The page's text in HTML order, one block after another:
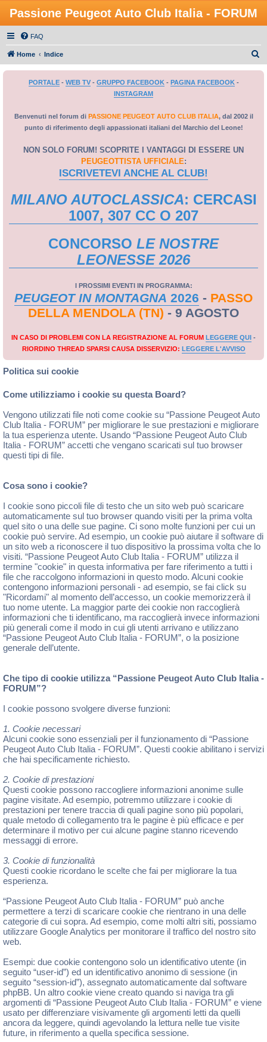
Passione Peugeot Auto Club Italia - FORUM
FAQ
Home Indice
PORTALE- WEB TV- GRUPPO FACEBOOK- PAGINA FACEBOOK-
INSTAGRAM
Benvenuti nel forum di PASSIONE PEUGEOT AUTO CLUB ITALIA, dal 2002 il
punto di riferimento degli appassionati italiani del Marchio del Leone!
NON SOLO FORUM! SCOPRITE I VANTAGGI DI ESSERE UN
PEUGEOTTISTA UFFICIALE:
ISCRIVETEVI ANCHE AL CLUB!
MILANO AUTOCLASSICA: CERCASI
1007, 307 CC O 207
CONCORSO LE NOSTRE
LEONESSE 2026
I PROSSIMI EVENTI IN PROGRAMMA:
PEUGEOT IN MONTAGNA 2026 - PASSO
DELLA MENDOLA (TN) - 9 AGOSTO
IN CASO DI PROBLEMI CON LA REGISTRAZIONE AL FORUM LEGGERE QUI -
RIORDINO THREAD SPARSI CAUSA DISSERVIZIO: LEGGERE L'AVVISO
Politica sui cookie
Come utilizziamo i cookie su questa Board?
Vengono utilizzati file noti come cookie su “Passione Peugeot Auto
Club Italia - FORUM” per migliorare le sue prestazioni e migliorare
la tua esperienza utente. Usando “Passione Peugeot Auto Club
Italia - FORUM” accetti che vengano scaricati sul tuo browser
questi tipi di file.
Cosa sono i cookie?
I cookie sono piccoli file di testo che un sito web può scaricare
automaticamente sul tuo browser quando visiti per la prima volta
quel sito o una delle sue pagine. Ci sono molte funzioni per cui un
cookie può servire. Ad esempio, un cookie può aiutare il software di
un sito web a riconoscere il tuo dispositivo la prossima volta che lo
visiti. “Passione Peugeot Auto Club Italia - FORUM” utilizza il
termine "cookie" in questa informativa per fare riferimento a tutti i
file che raccolgono informazioni in questo modo. Alcuni cookie
contengono informazioni personali - ad esempio, se fai click su
"Ricordami" al momento dell’accesso, un cookie memorizzerà il
tuo nome utente. La maggior parte dei cookie non raccoglierà
informazioni che ti identificano, ma raccoglierà invece informazioni
più generali come il modo in cui gli utenti arrivano e utilizzano
“Passione Peugeot Auto Club Italia - FORUM”, o la posizione
generale dell’utente.
Che tipo di cookie utilizza “Passione Peugeot Auto Club Italia -
FORUM”?
I cookie possono svolgere diverse funzioni:
1. Cookie necessari
Alcuni cookie sono essenziali per il funzionamento di “Passione
Peugeot Auto Club Italia - FORUM”. Questi cookie abilitano i servizi
che hai specificamente richiesto.
2. Cookie di prestazioni
Questi cookie possono raccogliere informazioni anonime sulle
pagine visitate. Ad esempio, potremmo utilizzare i cookie di
prestazioni per tenere traccia di quali pagine sono più popolari,
quale metodo di collegamento tra le pagine è più efficace e per
determinare il motivo per cui alcune pagine stanno ricevendo
messaggi di errore.
3. Cookie di funzionalità
Questi cookie ricordano le scelte che fai per migliorare la tua
esperienza.
“Passione Peugeot Auto Club Italia - FORUM” può anche
permettere a terzi di scaricare cookie che rientrano in una delle
categorie di cui sopra. Ad esempio, come molti altri siti, possiamo
utilizzare Google Analytics per monitorare il traffico del nostro sito
web.
Esempi: due cookie contengono solo un identificativo utente (in
seguito “user-id”) ed un identificativo anonimo di sessione (in
seguito “session-id”), assegnato automaticamente dal software
phpBB. Un altro cookie viene creato quando si naviga tra gli
argomenti di “Passione Peugeot Auto Club Italia - FORUM” e viene
usato per differenziare visivamente gli argomenti letti da quelli
ancora da leggere, quindi agevolando la lettura nelle tue visite
future, in riferimento a quella specifica sessione.